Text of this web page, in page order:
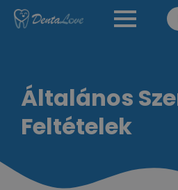
Általános
Feltételek